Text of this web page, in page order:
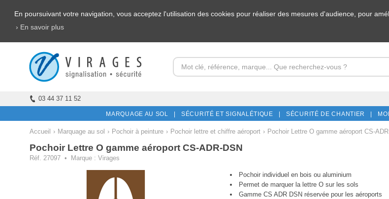
En poursuivant votre navigation, vous acceptez l'utilisation des cookies pour réaliser des mesures d'audience, pour
› En savoir plus
03 44 37 11 52
MARQUAGE AU SOL | SÉCURITÉ ET SIGNALÉTIQUE | SÉCURITÉ DE CHANTIER |
Accueil › Marquage au sol › Pochoir à peinture › Pochoir lettre et chiffre aéroport › Pochoir Lettre O gamme aéroport CS-
Pochoir Lettre O gamme aéroport CS-ADR-DSN
Réf. 27097 • Marque : Virages
Pochoir individuel en bois ou aluminium
Permet de marquer la lettre O sur les sols
Gamme CS ADR DSN réservée pour les aéroports